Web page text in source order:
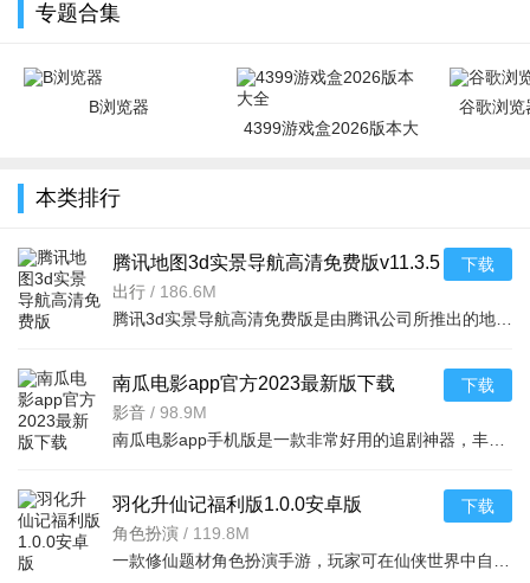
专题合集
B浏览器
4399游戏盒2026版本大
谷歌浏览
本类排行
腾讯地图3d实景导航高清免费版v11.3.5
安卓版
出行 / 186.6M
下载
南瓜电影app官方2023最新版下载
v9.3.4手机版
影音 / 98.9M
下载
羽化升仙记福利版1.0.0安卓版
角色扮演 / 119.8M
下载